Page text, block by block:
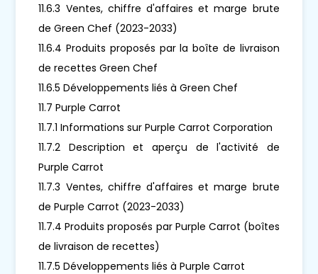
11.6.3 Ventes, chiffre d'affaires et marge brute
de Green Chef (2023-2033)
11.6.4 Produits proposés par la boîte de livraison
de recettes Green Chef
11.6.5 Développements liés à Green Chef
11.7 Purple Carrot
11.7.1 Informations sur Purple Carrot Corporation
11.7.2 Description et aperçu de l'activité de
Purple Carrot
11.7.3 Ventes, chiffre d'affaires et marge brute
de Purple Carrot (2023-2033)
11.7.4 Produits proposés par Purple Carrot (boîtes
de livraison de recettes)
11.7.5 Développements liés à Purple Carrot